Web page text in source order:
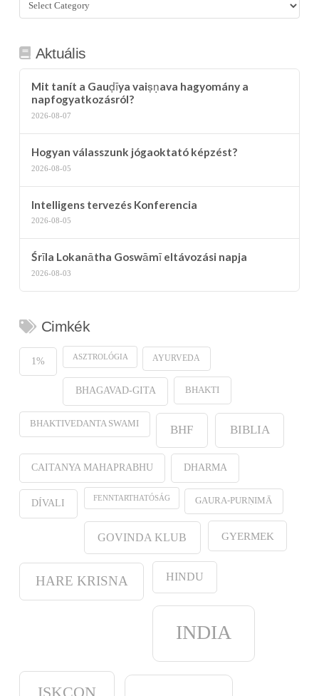
kategória
Aktuális
Mit tanít a Gauḍīya vaiṣṇava hagyomány a
napfogyatkozásról?
2026-08-07
Hogyan válasszunk jógaoktató képzést?
2026-08-05
Intelligens tervezés Konferencia
2026-08-05
Śrīla Lokanātha Goswāmī eltávozási napja
2026-08-03
Cimkék
1% ASZTROLÓGIA AYURVEDA
BHAGAVAD-GITA BHAKTI
BHAKTIVEDANTA SWAMI BHF BIBLIA
CAITANYA MAHAPRABHU DHARMA
DÍVALI FENNTARTHATÓSÁG GAURA-PURṆIMĀ
GOVINDA KLUB GYERMEK
HARE KRISNA HINDU
INDIA
ISKCON